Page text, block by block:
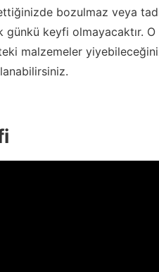
bozulmaz veya
keyfi olmayacaktır.
malzemeler